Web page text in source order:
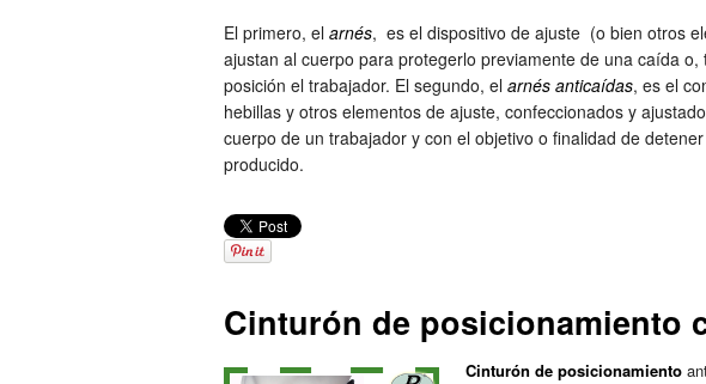
El primero, el arnés, es el dispositivo de ajuste (o bien otros
ajustan al cuerpo para protegerlo previamente de una caída
posición el trabajador. El segundo, el arnés anticaídas, es el
hebillas y otros elementos de ajuste, confeccionados y
cuerpo de un trabajador y con el objetivo o finalidad de
producido.
Cinturón de posicionamiento
Cinturón de posicionamiento